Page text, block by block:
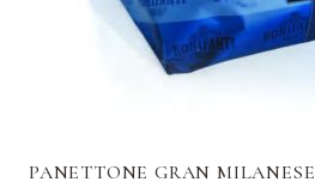
PANETTONE GRAN MILANESE